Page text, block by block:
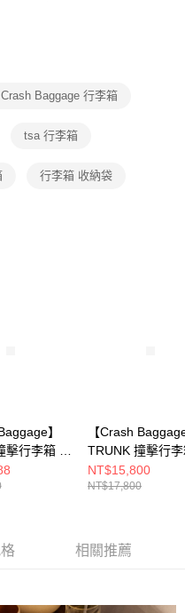
Crash Baggage 行李箱
tsa 行李箱
行李箱 收納袋
】
行李箱 32
【Crash
TRUNK 撞擊行
吋 暖銅
NT$15,800
NT$17,800
相關推薦